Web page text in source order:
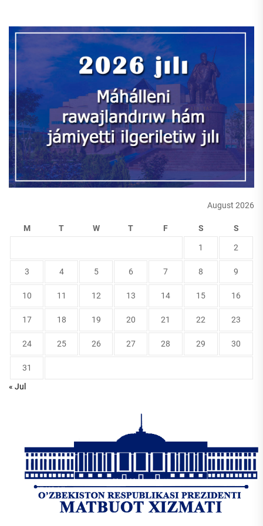
August 2026
M T W T F S S
1 2
3 4 5 6 7 8 9
10 11 12 13 14 15 16
17 18 19 20 21 22 23
24 25 26 27 28 29 30
31
« Jul